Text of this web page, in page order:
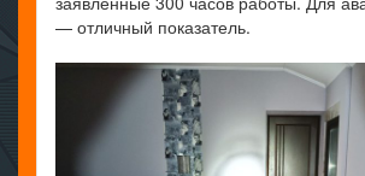
— отличный показатель.